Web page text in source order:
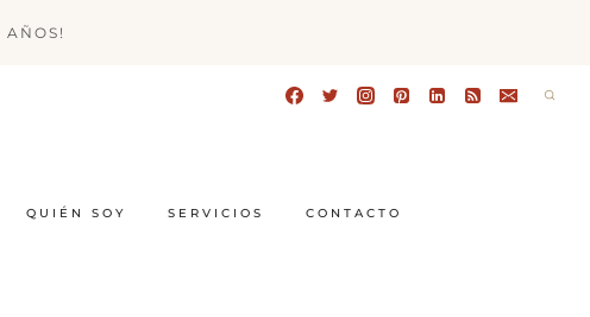
AÑOS!
QUIÉN SOY SERVICIOS CONTACTO